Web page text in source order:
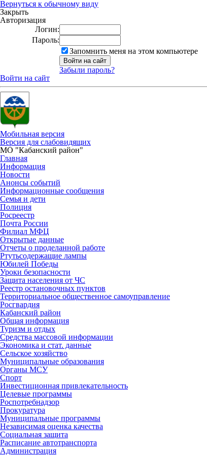
Вернуться к обычному виду
Закрыть
Авторизация
Логин:
Пароль:
Запомнить меня на этом компьютере
Забыли пароль?
Войти на сайт
Мобильная версия
Версия для слабовидящих
МО "Кабанский район"
Главная
Информация
Новости
Анонсы событий
Информационные сообщения
Семья и дети
Полиция
Росреестр
Почта России
Филиал МФЦ
Открытые данные
Отчеты о проделанной работе
Ртутьсодержащие лампы
Юбилей Победы
Уроки безопасности
Защита населения от ЧС
Реестр остановочных пунктов
Территориальное общественное самоуправление
Росгвардия
Кабанский район
Общая информация
Туризм и отдых
Средства массовой информации
Экономика и стат. данные
Сельское хозяйство
Муниципальные образования
Органы МСУ
Спорт
Инвестиционная привлекательность
Целевые программы
Роспотребнадзор
Прокуратура
Муниципальные программы
Независимая оценка качества
Социальная защита
Расписание автотранспорта
Администрация